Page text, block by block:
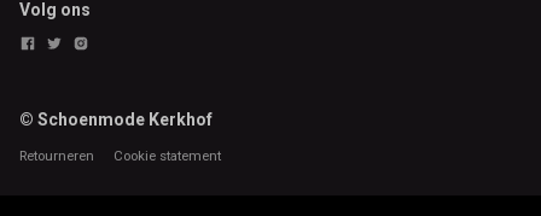
Volg ons
© Schoenmode Kerkhof
Retourneren Cookie statement